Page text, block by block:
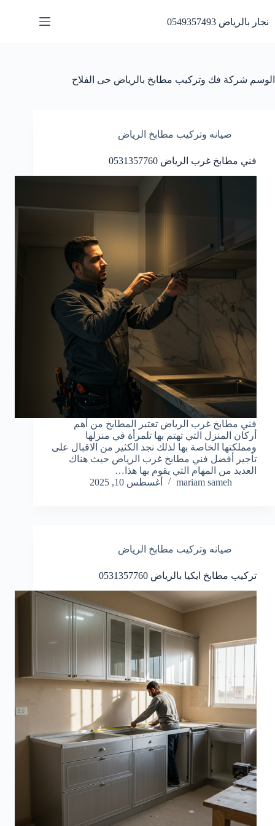
المحتوى
نجار بالرياض 0549357493
الوسم شركة فك وتركيب مطابخ بالرياض حى الفلاح
صيانه وتركيب مطابخ الرياض
فني مطابخ غرب الرياض 0531357760
فني مطابخ غرب الرياض تعتبر المطابخ من أهم
أركان المنزل التي تهتم بها تلمرأة في منزلها
ومملكتها الخاصة بها لذلك نجد الكثير من الاقبال على
تأجير أفضل فني مطابخ غرب الرياض حيث هناك
العديد من المهام التي يقوم بها هذا…
mariam sameh
أغسطس 10, 2025
صيانه وتركيب مطابخ الرياض
تركيب مطابخ ايكيا بالرياض 0531357760